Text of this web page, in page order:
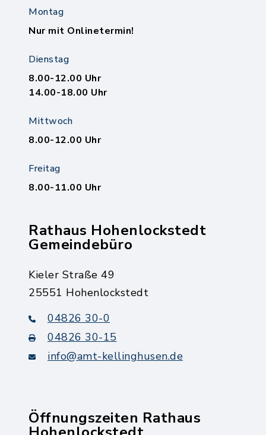
Montag
Nur mit Onlinetermin!
Dienstag
8.00-12.00 Uhr
14.00-18.00 Uhr
Mittwoch
8.00-12.00 Uhr
Freitag
8.00-11.00 Uhr
Rathaus Hohenlockstedt
Gemeindebüro
Kieler Straße 49
25551 Hohenlockstedt
04826 30-0
04826 30-15
info@amt-kellinghusen.de
Öffnungszeiten Rathaus